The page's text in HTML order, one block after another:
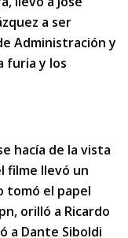
a ser
Administración y
furia y los
hacía de la vista
filme llevó un
tomó el papel
orilló a Ricardo
a Dante Siboldi